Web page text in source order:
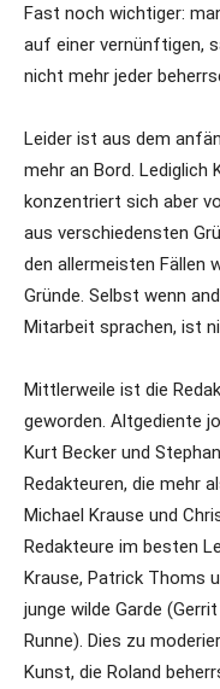
Fast noch wichtiger:
auf einer vernünftigen,
nicht mehr jeder
Leider ist aus dem
mehr an Bord. Lediglich
konzentriert sich aber
aus verschiedensten
den allermeisten Fällen
Gründe. Selbst wenn
Mitarbeit sprachen, ist
Mittlerweile ist die
geworden. Altgediente
Kurt Becker und
Redakteuren, die mehr
Michael Krause und
Redakteure im besten
Krause, Patrick Thoms
junge wilde Garde
Runne). Dies zu
Kunst, die Roland